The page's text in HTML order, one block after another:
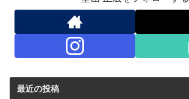
最近の投稿